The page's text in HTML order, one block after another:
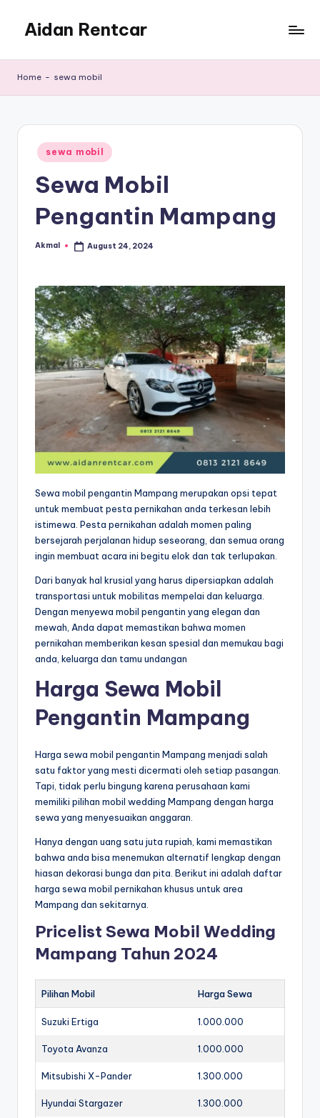
content
Aidan Rentcar
Murah
Home - sewa mobil
Posted
in
sewa mobil
Sewa Mobil
Pengantin Mampang
Posted
Akmal August 24, 2024
Sewa mobil pengantin Mampang merupakan opsi tepat
untuk membuat pesta pernikahan anda terkesan lebih
istimewa. Pesta pernikahan adalah momen paling
bersejarah perjalanan hidup seseorang, dan semua orang
ingin membuat acara ini begitu elok dan tak terlupakan.
Dari banyak hal krusial yang harus dipersiapkan adalah
transportasi untuk mobilitas mempelai dan keluarga.
Dengan menyewa mobil pengantin yang elegan dan
mewah, Anda dapat memastikan bahwa momen
pernikahan memberikan kesan spesial dan memukau bagi
anda, keluarga dan tamu undangan
Harga Sewa Mobil
Pengantin Mampang
Harga sewa mobil pengantin Mampang menjadi salah
satu faktor yang mesti dicermati oleh setiap pasangan.
Tapi, tidak perlu bingung karena perusahaan kami
memiliki pilihan mobil wedding Mampang dengan harga
sewa yang menyesuaikan anggaran.
Hanya dengan uang satu juta rupiah, kami memastikan
bahwa anda bisa menemukan alternatif lengkap dengan
hiasan dekorasi bunga dan pita. Berikut ini adalah daftar
harga sewa mobil pernikahan khusus untuk area
Mampang dan sekitarnya.
Pricelist Sewa Mobil Wedding
Mampang Tahun 2024
Pilihan Mobil Harga Sewa
Suzuki Ertiga 1.000.000
Toyota Avanza 1.000.000
Mitsubishi X-Pander 1.300.000
Hyundai Stargazer 1.300.000